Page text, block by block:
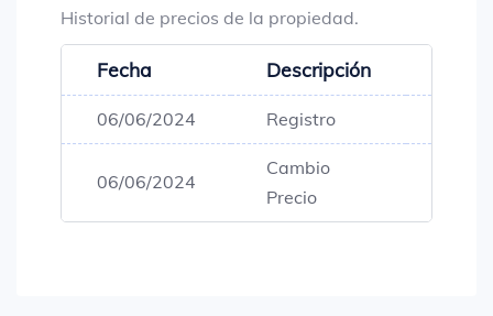
Historial de precios de la propiedad.
Fecha Descripción
06/06/2024 Registro
06/06/2024
Cambio
Precio